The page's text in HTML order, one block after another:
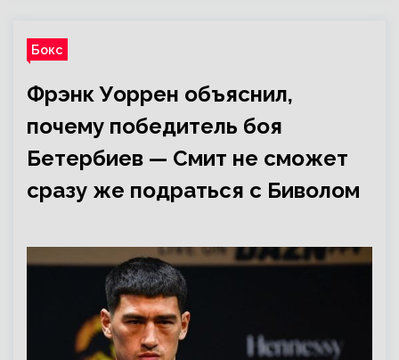
Бокс
Фрэнк Уоррен объяснил,
почему победитель боя
Бетербиев — Смит не сможет
сразу же подраться с Биволом